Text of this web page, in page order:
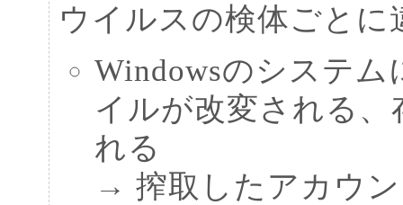
ウイルスの検体ごとに
Windowsのシステム
イルが改変される
れる
→ 搾取したアカウ